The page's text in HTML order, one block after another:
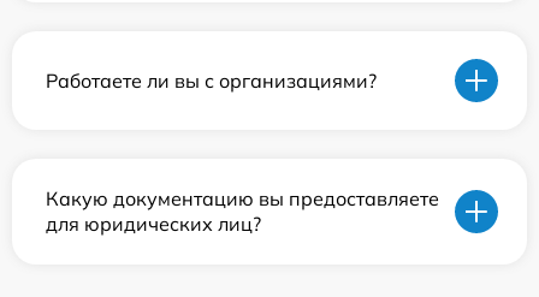
Работаете ли вы с организациями?
Какую документацию вы предоставляете
для юридических лиц?